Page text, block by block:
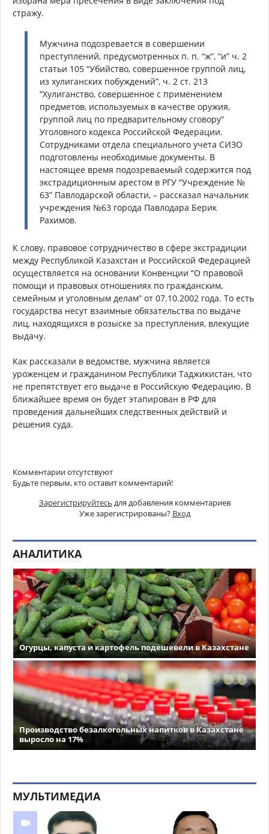
стражу.
Мужчина подозревается в совершении
преступлений, предусмотренных п. п. “ж”, “и” ч. 2
статьи 105 “Убийство, совершенное группой лиц,
из хулиганских побуждений”, ч. 2 ст. 213
“Хулиганство, совершенное с применением
предметов, используемых в качестве оружия,
группой лиц по предварительному сговору”
Уголовного кодекса Российской Федерации.
Сотрудниками отдела специального учета СИЗО
подготовлены необходимые документы. В
настоящее время подозреваемый содержится под
экстрадиционным арестом в РГУ “Учреждение №
63” Павлодарской области, – рассказал начальник
учреждения №63 города Павлодара Берик
Рахимов.
К слову, правовое сотрудничество в сфере экстрадиции
между Республикой Казахстан и Российской Федерацией
осуществляется на основании Конвенции “О правовой
помощи и правовых отношениях по гражданским,
семейным и уголовным делам” от 07.10.2002 года. То есть
государства несут взаимные обязательства по выдаче
лиц, находящихся в розыске за преступления, влекущие
выдачу.
Как рассказали в ведомстве, мужчина является
уроженцем и гражданином Республики Таджикистан, что
не препятствует его выдаче в Российскую Федерацию. В
ближайшее время он будет этапирован в РФ для
проведения дальнейших следственных действий и
решения суда.
Комментарии отсутствуют
Будьте первым, кто оставит комментарий!
Зарегистрируйтесь для добавления комментариев
Уже зарегистрированы? Вход
АНАЛИТИКА
Огурцы, капуста и картофель подешевели в Казахстане
Производство безалкогольных напитков в Казахстане
выросло на 17%
МУЛЬТИМЕДИА